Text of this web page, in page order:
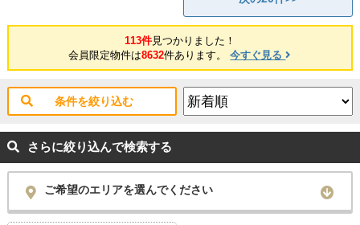
113件見つかりました！
会員限定物件は8632件あります。今すぐ見る
条件を絞り込む
さらに絞り込んで検索する
ご希望のエリアを選んでください